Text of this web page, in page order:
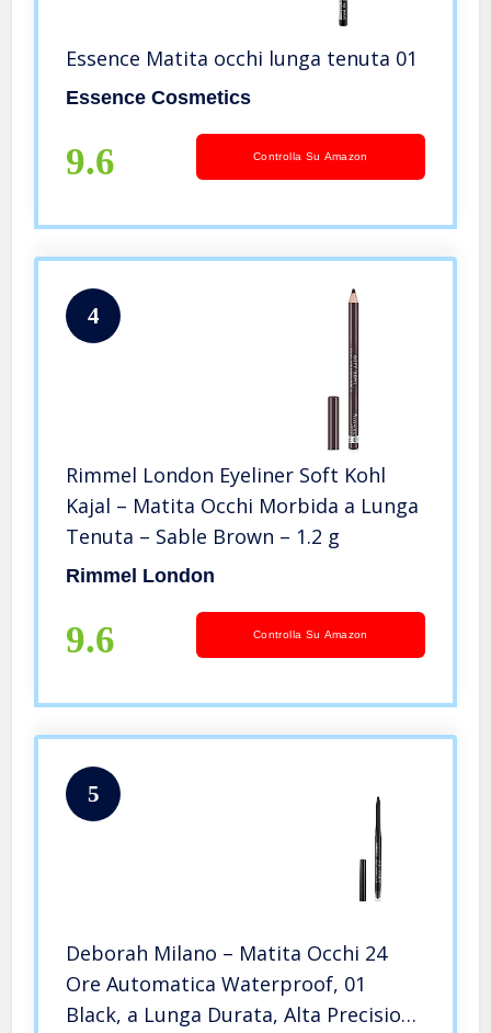
Essence Matita occhi lunga tenuta 01
Essence Cosmetics
9.6 Controlla Su Amazon
4
Rimmel London Eyeliner Soft Kohl
Kajal – Matita Occhi Morbida a Lunga
Tenuta – Sable Brown – 1.2 g
Rimmel London
9.6 Controlla Su Amazon
5
Deborah Milano – Matita Occhi 24
Ore Automatica Waterproof, 01
Black, a Lunga Durata, Alta Precisione